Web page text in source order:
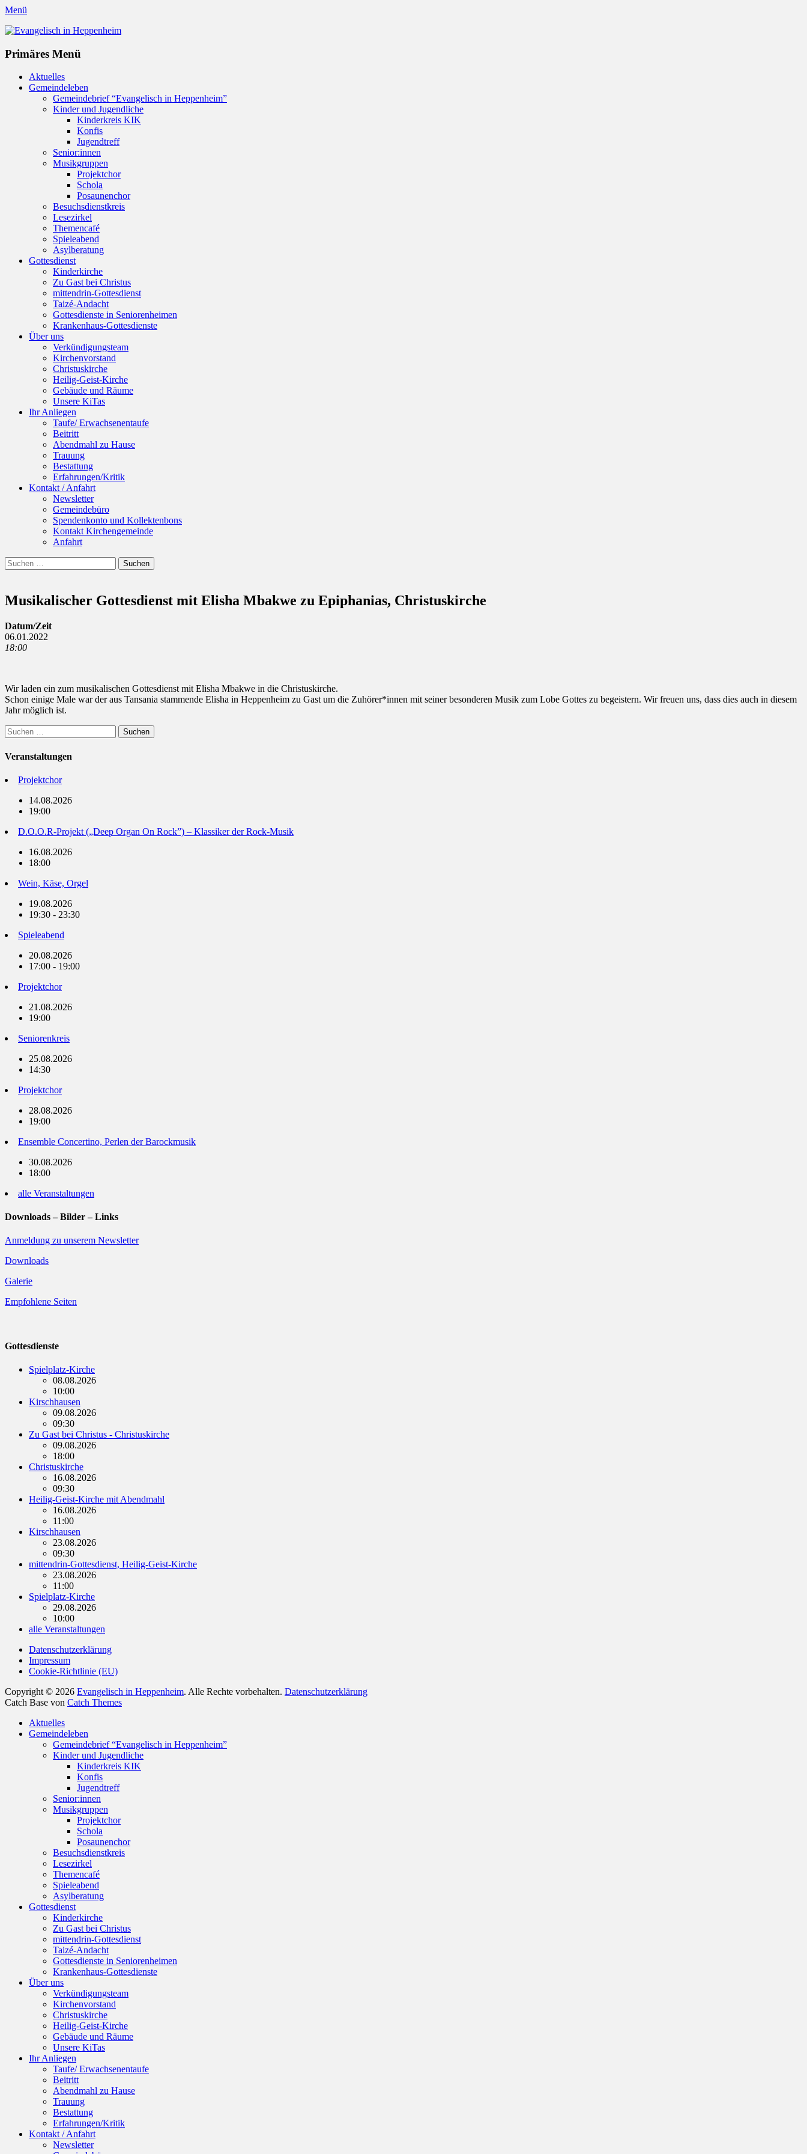
Menü
Evangelisch in Heppenheim
Primäres Menü
Zum
Inhalt
Aktuelles
Gemeindeleben
Gemeindebrief “Evangelisch in Heppenheim”
Kinder und Jugendliche
Kinderkreis KIK
Konfis
Jugendtreff
Senior:innen
Musikgruppen
Projektchor
Schola
Posaunenchor
Besuchsdienstkreis
Lesezirkel
Themencafé
Spieleabend
Asylberatung
Gottesdienst
Kinderkirche
Zu Gast bei Christus
mittendrin-Gottesdienst
Taizé-Andacht
Gottesdienste in Seniorenheimen
Krankenhaus-Gottesdienste
Über uns
Verkündigungsteam
Kirchenvorstand
Christuskirche
Heilig-Geist-Kirche
Gebäude und Räume
Unsere KiTas
Ihr Anliegen
Taufe/ Erwachsenentaufe
Beitritt
Abendmahl zu Hause
Trauung
Bestattung
Erfahrungen/Kritik
Kontakt / Anfahrt
Newsletter
Gemeindebüro
Spendenkonto und Kollektenbons
Kontakt Kirchengemeinde
Anfahrt
Suchen
Suchen
nach:
Musikalischer Gottesdienst mit Elisha Mbakwe zu Epiphanias, Christuskirche
Datum/Zeit
06.01.2022
18:00
Wir laden ein zum musikalischen Gottesdienst mit Elisha Mbakwe in die Christuskirche.
Schon einige Male war der aus Tansania stammende Elisha in Heppenheim zu Gast um die Zuhörer*innen mit seiner besonderen Musik zum Lobe Gottes zu begeistern. Wir freuen uns, dass dies auch in diesem
Jahr möglich ist.
Suchen
nach:
Veranstaltungen
Projektchor
14.08.2026
19:00
D.O.O.R-Projekt („Deep Organ On Rock”) – Klassiker der Rock-Musik
16.08.2026
18:00
Wein, Käse, Orgel
19.08.2026
19:30 - 23:30
Spieleabend
20.08.2026
17:00 - 19:00
Projektchor
21.08.2026
19:00
Seniorenkreis
25.08.2026
14:30
Projektchor
28.08.2026
19:00
Ensemble Concertino, Perlen der Barockmusik
30.08.2026
18:00
alle Veranstaltungen
Downloads – Bilder – Links
Anmeldung zu unserem Newsletter
Downloads
Galerie
Empfohlene Seiten
Gottesdienste
Spielplatz-Kirche
08.08.2026
10:00
Kirschhausen
09.08.2026
09:30
Zu Gast bei Christus - Christuskirche
09.08.2026
18:00
Christuskirche
16.08.2026
09:30
Heilig-Geist-Kirche mit Abendmahl
16.08.2026
11:00
Kirschhausen
23.08.2026
09:30
mittendrin-Gottesdienst, Heilig-Geist-Kirche
23.08.2026
11:00
Spielplatz-Kirche
29.08.2026
10:00
alle Veranstaltungen
Datenschutzerklärung
Impressum
Cookie-Richtlinie (EU)
Copyright © 2026 Evangelisch in Heppenheim. Alle Rechte vorbehalten. Datenschutzerklärung
Catch Base von Catch Themes
oben
scrollen
Aktuelles
Gemeindeleben
Gemeindebrief “Evangelisch in Heppenheim”
Kinder und Jugendliche
Kinderkreis KIK
Konfis
Jugendtreff
Senior:innen
Musikgruppen
Projektchor
Schola
Posaunenchor
Besuchsdienstkreis
Lesezirkel
Themencafé
Spieleabend
Asylberatung
Gottesdienst
Kinderkirche
Zu Gast bei Christus
mittendrin-Gottesdienst
Taizé-Andacht
Gottesdienste in Seniorenheimen
Krankenhaus-Gottesdienste
Über uns
Verkündigungsteam
Kirchenvorstand
Christuskirche
Heilig-Geist-Kirche
Gebäude und Räume
Unsere KiTas
Ihr Anliegen
Taufe/ Erwachsenentaufe
Beitritt
Abendmahl zu Hause
Trauung
Bestattung
Erfahrungen/Kritik
Kontakt / Anfahrt
Newsletter